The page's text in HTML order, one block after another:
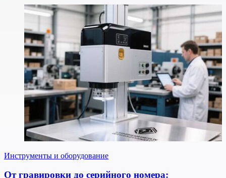
Инструменты и оборудование
От гравировки до серийного номера: